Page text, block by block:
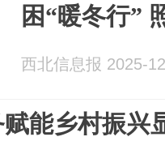
困“暖冬行”
西北信息报 2025-
能乡村振兴